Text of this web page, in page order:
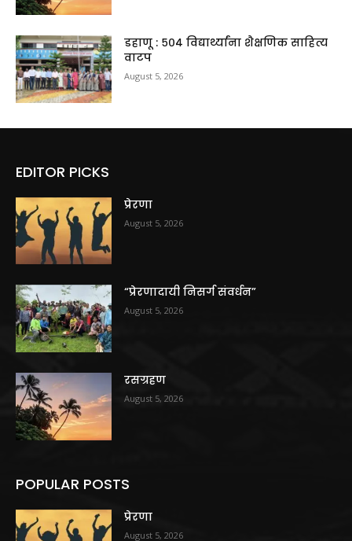
डहाणू : ५०४ विद्यार्थ्यांना शैक्षणिक साहित्य
वाटप
August 5, 2026
EDITOR PICKS
प्रेरणा
August 5, 2026
“प्रेरणादायी निसर्ग संवर्धन”
August 5, 2026
रसग्रहण
August 5, 2026
POPULAR POSTS
प्रेरणा
August 5, 2026